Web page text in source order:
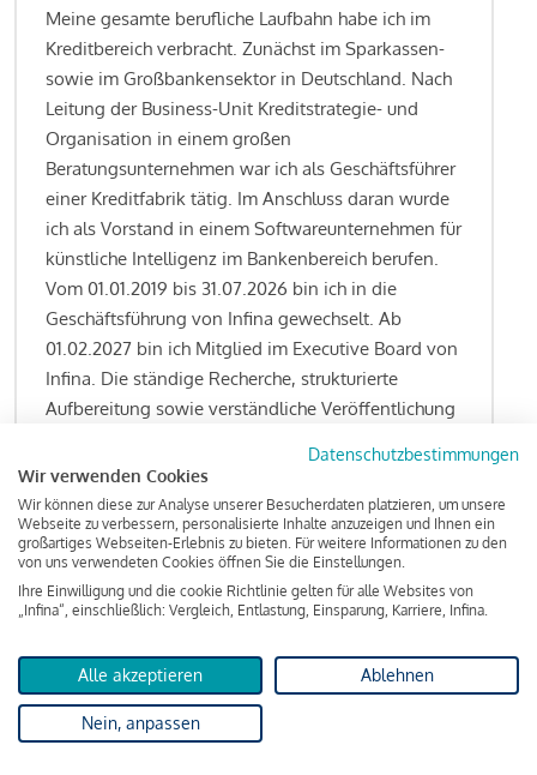
Meine gesamte berufliche Laufbahn habe ich im
Kreditbereich verbracht. Zunächst im Sparkassen-
sowie im Großbankensektor in Deutschland. Nach
Leitung der Business-Unit Kreditstrategie- und
Organisation in einem großen
Beratungsunternehmen war ich als Geschäftsführer
einer Kreditfabrik tätig. Im Anschluss daran wurde
ich als Vorstand in einem Softwareunternehmen für
künstliche Intelligenz im Bankenbereich berufen.
Vom 01.01.2019 bis 31.07.2026 bin ich in die
Geschäftsführung von Infina gewechselt. Ab
01.02.2027 bin ich Mitglied im Executive Board von
Infina. Die ständige Recherche, strukturierte
Aufbereitung sowie verständliche Veröffentlichung
Kreditgeschäft gehören zu den wesentlichen
Schwerpunktsetzungen meiner Funktion.
Lesen Sie meine Finanzierungs-Tipps
KreditindexDas Wohnkredit Barometer
Datenschutzbestimmungen
Wir verwenden Cookies
Wir können diese zur Analyse unserer Besucherdaten platzieren, um unsere
Webseite zu verbessern, personalisierte Inhalte anzuzeigen und Ihnen ein
großartiges Webseiten-Erlebnis zu bieten. Für weitere Informationen zu den
von uns verwendeten Cookies öffnen Sie die Einstellungen.
Ihre Einwilligung und die cookie Richtlinie gelten für alle Websites von
„Infina“, einschließlich: Vergleich, Entlastung, Einsparung, Karriere, Infina.
Alle akzeptieren Ablehnen
Nein, anpassen